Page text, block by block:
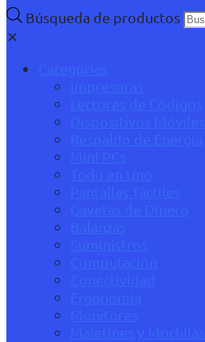
Búsqueda de productos
✕
Categorías
Impresoras
Lectores de Códigos
Dispositivos Móviles
Respaldo de Energía
Mini PCs
Todo en Uno
Pantallas Táctiles
Gavetas de Dinero
Balanzas
Suministros
Computación
Conectividad
Ergonomía
Monitores
Maletines y Mochilas